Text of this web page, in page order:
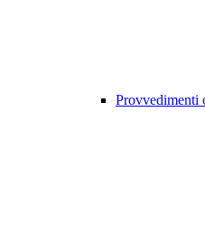
Provvedimenti